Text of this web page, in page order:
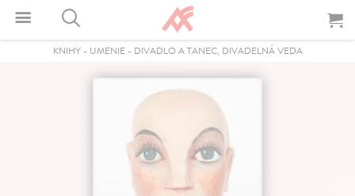
KNIHY- UMENIE- DIVADLO A TANEC, DIVADELNÁ VEDA